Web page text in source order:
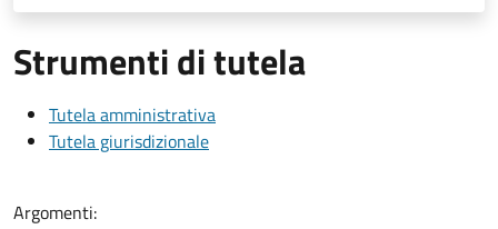
Strumenti di tutela
Tutela amministrativa
Tutela giurisdizionale
Argomenti: